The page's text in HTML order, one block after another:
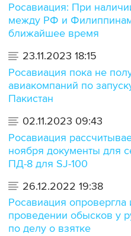
Росавиация: При
между РФ и
ближайшее время
23.11.2023 18:15
Росавиация пока не
авиакомпаний по
Пакистан
02.11.2023 09:43
Росавиация
ноября документы для
ПД-8 для SJ-100
26.12.2022 19:38
Росавиация
проведении обысков у
по делу о взятке